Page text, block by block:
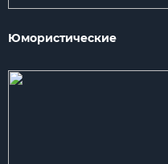
Юмористические